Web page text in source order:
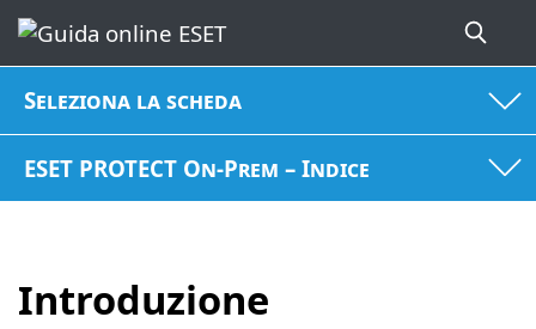
Seleziona la scheda
ESET PROTECT On-Prem – Indice
Introduzione